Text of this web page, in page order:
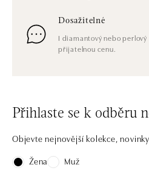
Dosažitelné
I diamantový nebo
přijatelnou cenu.
Přihlaste se k odběru
Objevte nejnovější kolekce,
Žena
Muž